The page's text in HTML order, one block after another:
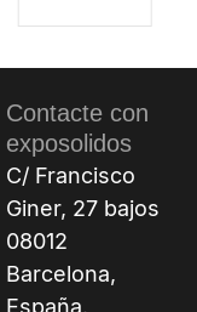
Contacte con
exposolidos
C/ Francisco
Giner, 27 bajos
08012
Barcelona,
España.